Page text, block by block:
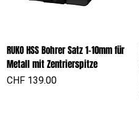
RUKO HSS Bohrer Satz 1-10mm für
Metall mit Zentrierspitze
Preis
CHF 139.00